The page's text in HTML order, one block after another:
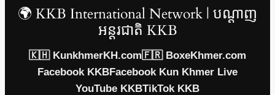
🌍 KKB International Network | បណ្តាញ
អន្តរជាតិ KKB
🇰🇭 KunkhmerKH.com🇫🇷 BoxeKhmer.com
Facebook KKBFacebook Kun Khmer Live
YouTube KKBTikTok KKB